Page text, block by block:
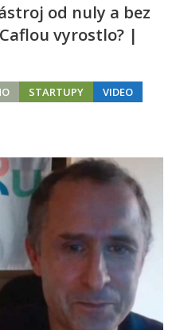
od nuly a bez
vyrostlo? |
STARTUPY VIDEO